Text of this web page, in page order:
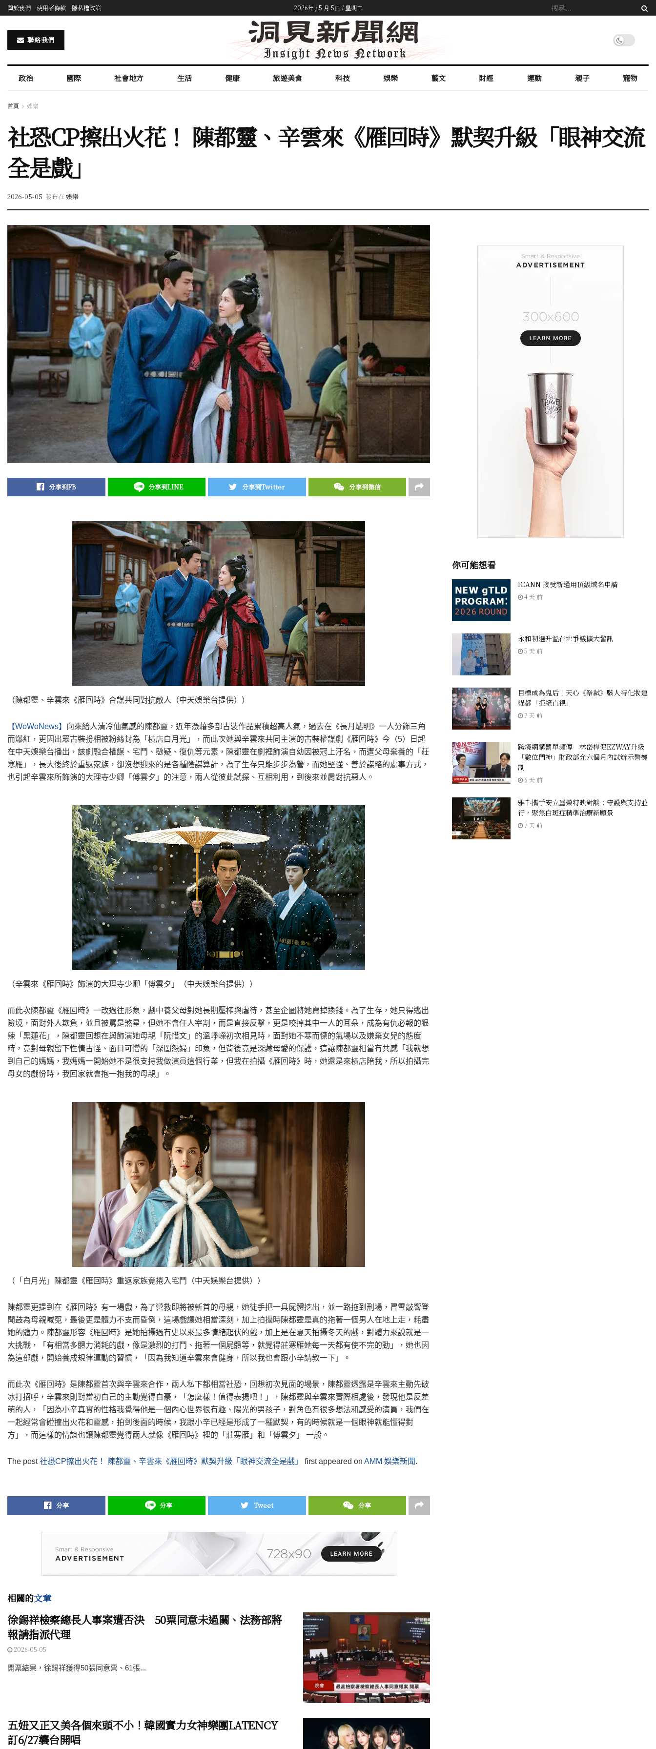
關於我們 使用者條款 隱私權政策 2026年 / 5 月 5日 / 星期二
聯絡我們
政治 國際 社會地方 生活 健康 旅遊美食 科技 娛樂 藝文 財經 運動 親子 寵物
首頁 娛樂
社恐CP擦出火花！ 陳都靈、辛雲來《雁回時》默契升級「眼神交流
全是戲」
2026-05-05 發布在娛樂
分享到FB 分享到LINE 分享到Twitter 分享到微信
（陳都靈、辛雲來《雁回時》合謀共同對抗敵人（中天娛樂台提供））
【WoWoNews】 向來給人清冷仙氣感的陳都靈，近年憑藉多部古裝作品累積超高人氣，過去在《長月燼明》一人分飾三角
而爆紅，更因出眾古裝扮相被粉絲封為「橫店白月光」，而此次她與辛雲來共同主演的古裝權謀劇《雁回時》今（5）日起
在中天娛樂台播出，該劇融合權謀、宅鬥、懸疑、復仇等元素，陳都靈在劇裡飾演自幼因被冠上汙名，而遭父母棄養的「莊
寒雁」，長大後終於重返家族，卻沒想迎來的是各種陰謀算計，為了生存只能步步為營，而她堅強、善於謀略的處事方式，
也引起辛雲來所飾演的大理寺少卿「傅雲夕」的注意，兩人從彼此試探、互相利用，到後來並肩對抗惡人。
（辛雲來《雁回時》飾演的大理寺少卿「傅雲夕」（中天娛樂台提供））
而此次陳都靈《雁回時》一改過往形象，劇中養父母對她長期壓榨與虐待，甚至企圖將她賣掉換錢。為了生存，她只得逃出
險境，面對外人欺負，並且被罵是煞星，但她不會任人宰割，而是直接反擊，更是咬掉其中一人的耳朵，成為有仇必報的狠
辣「黑蓮花」，陳都靈回想在與飾演她母親「阮惜文」的溫崢嶸初次相見時，面對她不寒而慄的氣場以及嫌棄女兒的態度
時，竟對母親留下性情古怪、面目可憎的「深閨怨婦」印象，但背後竟是深藏母愛的保護，這讓陳都靈相當有共感「我就想
到自己的媽媽，我媽媽一開始她不是很支持我做演員這個行業，但我在拍攝《雁回時》時，她還是來橫店陪我，所以拍攝完
母女的戲份時，我回家就會抱一抱我的母親」。
（「白月光」陳都靈《雁回時》重返家族竟捲入宅鬥（中天娛樂台提供））
陳都靈更提到在《雁回時》有一場戲，為了營救即將被斬首的母親，她徒手把一具屍體挖出，並一路拖到刑場，冒雪敲響登
聞鼓為母親喊冤，最後更是體力不支而昏倒，這場戲讓她相當深刻，加上拍攝時陳都靈是真的拖著一個男人在地上走，耗盡
她的體力。陳都靈形容《雁回時》是她拍攝過有史以來最多情緒起伏的戲，加上是在夏天拍攝冬天的戲，對體力來說就是一
大挑戰，「有相當多體力消耗的戲，像是激烈的打鬥、拖著一個屍體等，就覺得莊寒雁她每一天都有使不完的勁」，她也因
為這部戲，開始養成規律運動的習慣，「因為我知道辛雲來會健身，所以我也會跟小辛請教一下」。
而此次《雁回時》是陳都靈首次與辛雲來合作，兩人私下都相當社恐，回想初次見面的場景，陳都靈透露是辛雲來主動先破
冰打招呼，辛雲來則對當初自己的主動覺得自豪，「怎麼樣！值得表揚吧！」，陳都靈與辛雲來實際相處後，發現他是反差
萌的人，「因為小辛真實的性格我覺得他是一個內心世界很有趣、陽光的男孩子，對角色有很多想法和感受的演員，我們在
一起經常會碰撞出火花和靈感，拍到後面的時候，我跟小辛已經是形成了一種默契，有的時候就是一個眼神就能懂得對
方」，而這樣的情誼也讓陳都靈覺得兩人就像《雁回時》裡的「莊寒雁」和「傅雲夕」 一般。
The post社恐CP擦出火花！ 陳都靈、辛雲來《雁回時》默契升級「眼神交流全是戲」 first appeared on AMM 娛樂新聞.
分享 分享 Tweet 分享
相關的文章
徐錫祥檢察總長人事案遭否決 50票同意未過關、法務部將
報請指派代理
2026-05-05
開票結果，徐錫祥獲得50張同意票、61張...
五妞又正又美各個來頭不小！韓國實力女神樂團LATENCY
訂6/27襲台開唱
你可能想看
ICANN 接受新通用頂級域名申請
4 天 前
永和初選升溫在地爭議擴大警訊
5 天 前
目標成為鬼后！天心《祭弒》駭人特化妝連
貓都「拒絕直視」
7 天 前
跨境網購罰單頻傳 林岱樺促EZWAY升級
「數位門神」財政部允六個月內試辦示警機
制
6 天 前
雅丰攜手安立璽榮特映對談：守護與支持並
行，聚焦白斑症精準治療新願景
7 天 前